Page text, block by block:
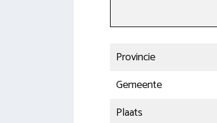
Provincie
Gemeente
Plaats